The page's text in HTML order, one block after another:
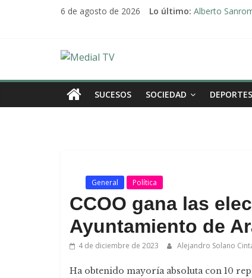
6 de agosto de 2026 Lo último: Alberto
Medial
TV
televisión
Arahal
SUCESOS SOCIEDAD DEPORTES
General Política
CCOO gana las
Ayuntamiento de
4 de diciembre de 2023 Alejandro Solano
Ha obtenido mayoría absoluta con 10